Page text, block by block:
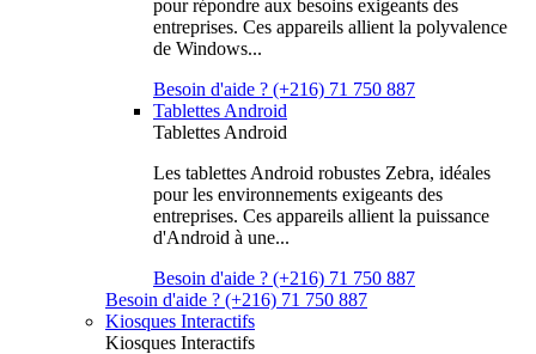
pour répondre aux besoins exigeants des
entreprises. Ces appareils allient la polyvalence
de Windows...
Besoin d'aide ? (+216) 71 750 887
Tablettes Android
Tablettes Android
Les tablettes Android robustes Zebra, idéales
pour les environnements exigeants des
entreprises. Ces appareils allient la puissance
d'Android à une...
Besoin d'aide ? (+216) 71 750 887
Besoin d'aide ? (+216) 71 750 887
Kiosques Interactifs
Kiosques Interactifs